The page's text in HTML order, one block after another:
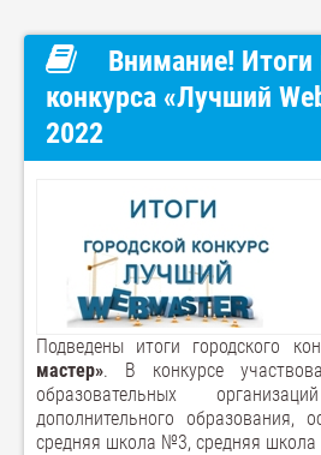
Внимание! Итоги
конкурса «Лучший
2022
Подведены итоги городского
мастер». В конкурсе
образовательных
дополнительного
средняя школа №3, средняя